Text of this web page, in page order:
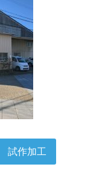
試作加工